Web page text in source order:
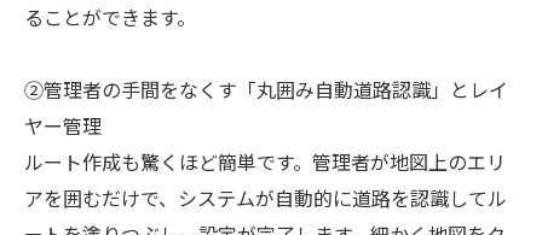
ることができます。
②管理者の手間をなくす「丸囲み自動道路認識」とレイ
ヤー管理
ルート作成も驚くほど簡単です。管理者が地図上のエリ
アを囲むだけで、システムが自動的に道路を認識してル